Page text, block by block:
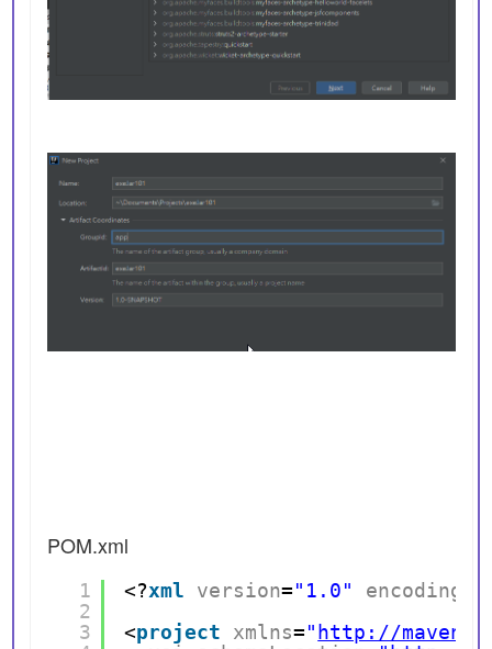
POM.xml
1
2
3
<?xml version="1.0" encoding
<project xmlns=" http://